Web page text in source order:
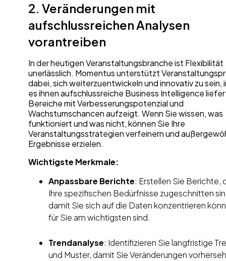
2. Veränderungen mit
aufschlussreichen Analysen
vorantreiben
In der heutigen Veranstaltungsbranche ist Flexibilität
unerlässlich. Momentus unterstützt
dabei, sich weiterzuentwickeln und innovativ zu sein,
es ihnen aufschlussreiche Business Intelligence
Bereiche mit Verbesserungspotenzial und
Wachstumschancen aufzeigt. Wenn Sie wissen, was
funktioniert und was nicht, können Sie Ihre
Veranstaltungsstrategien verfeinern und
Ergebnisse erzielen.
Wichtigste Merkmale:
Anpassbare Berichte: Erstellen Sie Berichte,
Ihre spezifischen Bedürfnisse zugeschnitten
damit Sie sich auf die Daten konzentrieren
für Sie am wichtigsten sind.
Trendanalyse: Identifizieren Sie langfristige
und Muster, damit Sie Veränderungen